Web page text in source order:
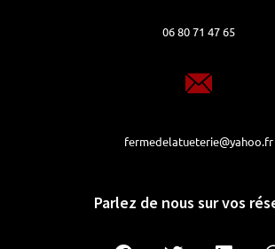
06 80 71 47 65
fermedelatueterie@yahoo.fr
Parlez de nous sur vos